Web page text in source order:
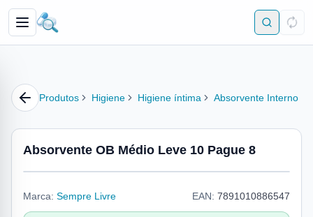
Produtos Higiene Higiene íntima Absorvente Interno
Absorvente OB Médio Leve 10 Pague 8
Marca: Sempre Livre EAN: 7891010886547